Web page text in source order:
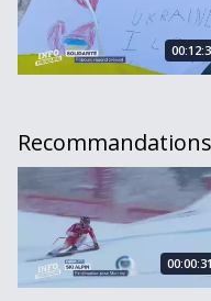
Recommandations
Fin de saison pour
00:00:31